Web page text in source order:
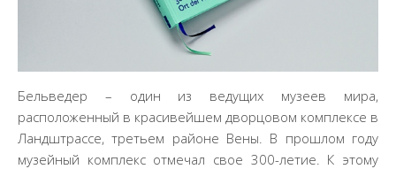
Бельведер – один из ведущих музеев мира,
расположенный в красивейшем дворцовом комплексе в
Ландштрассе, третьем районе Вены. В прошлом году
музейный комплекс отмечал свое 300-летие. К этому